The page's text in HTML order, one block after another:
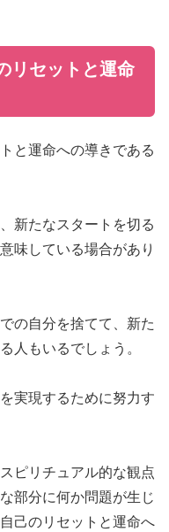
リセットと運命
と運命への導きである
新たなスタートを切る
味している場合があり
の自分を捨てて、新た
人もいるでしょう。
実現するために努力す
ピリチュアル的な観点
部分に何か問題が生じ
己のリセットと運命へ